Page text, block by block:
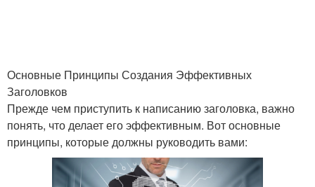
Основные Принципы Создания Эффективных
Заголовков
Прежде чем приступить к написанию заголовка, важно
понять, что делает его эффективным. Вот основные
принципы, которые должны руководить вами: